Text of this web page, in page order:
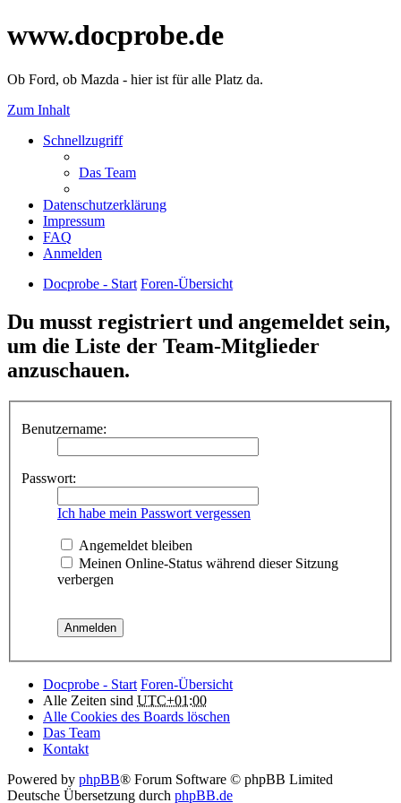
www.docprobe.de
Ob Ford, ob Mazda - hier ist für alle Platz da.
Zum Inhalt
Schnellzugriff
Das Team
Datenschutzerklärung
Impressum
FAQ
Anmelden
Docprobe - Start Foren-Übersicht
Du musst registriert und angemeldet sein,
um die Liste der Team-Mitglieder
anzuschauen.
Benutzername:
Passwort:
Ich habe mein Passwort vergessen
Angemeldet bleiben
Meinen Online-Status während dieser Sitzung
verbergen
Docprobe - Start Foren-Übersicht
Alle Zeiten sind UTC+01:00
Alle Cookies des Boards löschen
Das Team
Kontakt
Powered by phpBB® Forum Software © phpBB Limited
Deutsche Übersetzung durch phpBB.de